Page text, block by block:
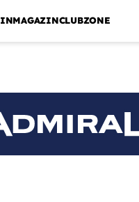
INMAGAZINCLUBZONE